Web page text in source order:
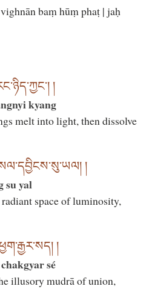
baṃ hūṃ phaṭ | jaḥ
།
kyang
melt into light, then dissolve
།
su yal
space of luminosity,
།
sé
illusory mudrā of union,